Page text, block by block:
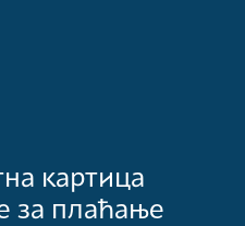
картица
за плаћање